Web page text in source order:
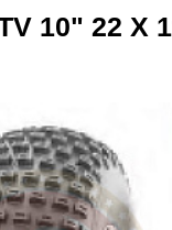
10" 22 Х